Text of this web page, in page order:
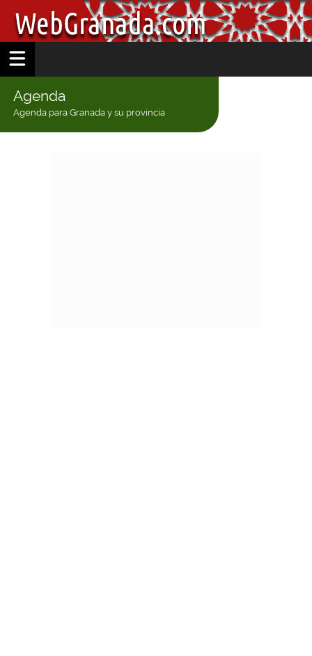
Agenda
Agenda para Granada y su provincia